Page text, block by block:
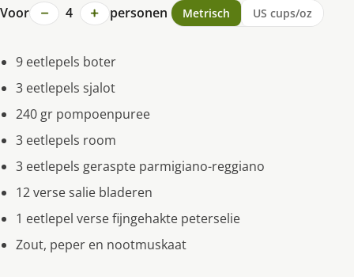
Voor − 4 + personen Metrisch US cups/oz
9 eetlepels boter
3 eetlepels sjalot
240 gr pompoenpuree
3 eetlepels room
3 eetlepels geraspte parmigiano-reggiano
12 verse salie bladeren
1 eetlepel verse fijngehakte peterselie
Zout, peper en nootmuskaat